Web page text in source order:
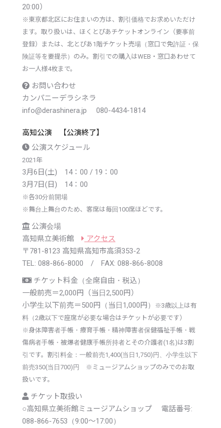
20:00）
※ 東京都北区にお住まいの方は、割引価格でお求めいただけ
ます。取り扱いは、ほくとぴあチケットオンライン（要事前
登録）または、北とぴあ1階チケット売場（窓口で免許証・保
険証等を要提示）のみ。割引での購入はWEB・窓口あわせて
お一人様4枚まで。
お問い合わせ
カンパニーデラシネラ
info@derashinera.jp 080-4434-1814
高知公演 【公演終了】
公演スケジュール
2021年
3月6日(土) 14：00 / 19：00
3月7日(日) 14：00
※各30分前開場
※ 舞台上舞台のため、客席は毎回100席ほどです。
公演会場
高知県立美術館
アクセス
〒781-8123 高知県高知市高須353-2
TEL: 088-866-8000 / FAX: 088-866-8008
チケット料金（全席自由・税込）
一般前売＝2,000円（当日2,500円）
小学生以下前売＝500円（当日1,000円）
※3歳以上は有
料（2歳以下で座席が必要な場合はチケットが必要です）
※身体障害者手帳・療育手帳・精神障害者保健福祉手帳・戦
傷病者手帳・被爆者健康手帳所持者とその介護者(1名)は3割
引です。割引料金：一般前売1,400(当日1,750)円、小学生以下
前売350(当日700)円
※ ミュージアムショップのみでのお取
扱いです。
チケット取扱い
○高知県立美術館ミュージアムショップ 電話番号:
088-866-7653（9:00～17:00）